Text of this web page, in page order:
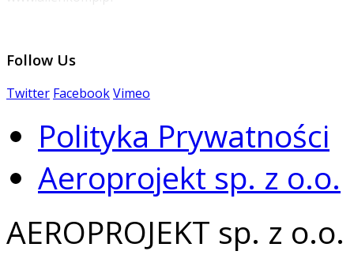
Follow Us
Twitter FacebookVimeo
Polityka Prywatności
Aeroprojekt sp. z o.o.
AEROPROJEKT sp. z o.o.